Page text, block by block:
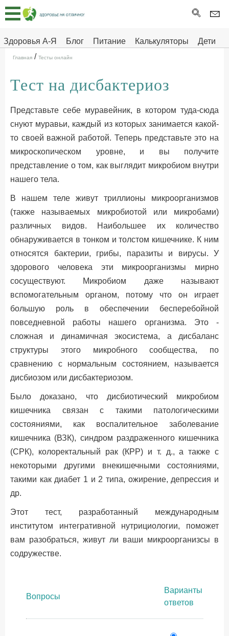
Здоровья А-Я Блог Питание Калькуляторы
Дети
Главная
Тесты
Про
ДЕТЯМ
Главная / Тесты онлайн
Тест на дисбактериоз
Представьте себе муравейник, в котором туда-сюда
снуют муравьи, каждый из которых занимается какой-
то своей важной работой. Теперь представьте это на
микроскопическом уровне, и вы получите
представление о том, как выглядит микробиом внутри
нашего тела.
В нашем теле живут триллионы микроорганизмов
(также называемых микробиотой или микробами)
различных видов. Наибольшее их количество
обнаруживается в тонком и толстом кишечнике. К ним
относятся бактерии, грибы, паразиты и вирусы. У
здорового человека эти микроорганизмы мирно
сосуществуют. Микробиом даже называют
вспомогательным органом, потому что он играет
большую роль в обеспечении бесперебойной
повседневной работы нашего организма. Это -
сложная и динамичная экосистема, а дисбаланс
структуры этого микробного сообщества, по
сравнению с нормальным состоянием, называется
дисбиозом или дисбактериозом.
Было доказано, что дисбиотический микробиом
кишечника связан с такими патологическими
состояниями, как воспалительное заболевание
кишечника (ВЗК), синдром раздраженного кишечника
(СРК), колоректальный рак (КРР) и т. д., а также с
некоторыми другими внекишечными состояниями,
такими как диабет 1 и 2 типа, ожирение, депрессия и
др.
Этот тест, разработанный международным
институтом интегративной нутрициологии, поможет
вам разобраться, живут ли ваши микроорганизсы в
содружестве.
Вопросы
Варианты
ответов